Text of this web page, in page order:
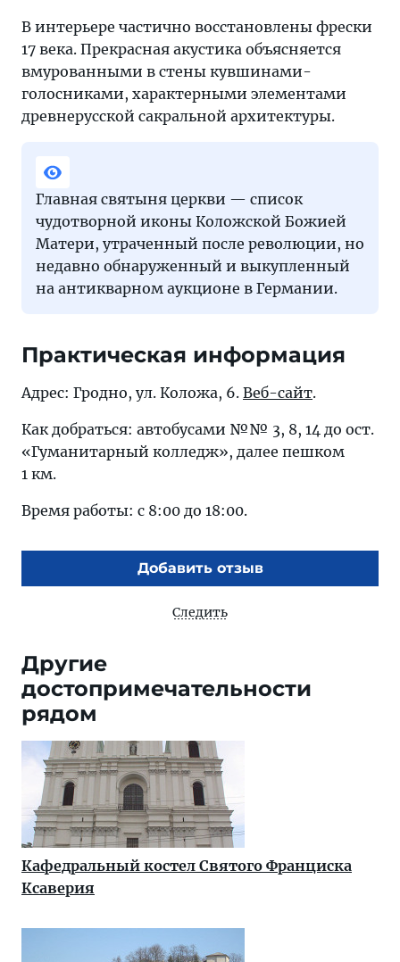
В интерьере частично восстановлены фрески
17 века. Прекрасная акустика объясняется
вмурованными в стены кувшинами-
голосниками, характерными элементами
древнерусской сакральной архитектуры.
Главная святыня церкви — список
чудотворной иконы Коложской Божией
Матери, утраченный после революции, но
недавно обнаруженный и выкупленный
на антикварном аукционе в Германии.
Практическая информация
Адрес: Гродно, ул. Коложа, 6. Веб-сайт.
Как добраться: автобусами №№ 3, 8, 14 до ост.
«Гуманитарный колледж», далее пешком
1 км.
Время работы: с 8:00 до 18:00.
Добавить отзыв
Следить
Другие
достопримечательности
рядом
Кафедральный костел Святого Франциска
Ксаверия